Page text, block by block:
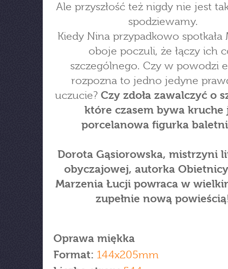
Ale przyszłość też nigdy nie jest
spodziewamy.
Kiedy Nina przypadkowo spotkała
oboje poczuli, że łączy ich
szczególnego. Czy w powodzi
rozpozna to jedno jedyne
uczucie? Czy zdoła zawalczyć o
które czasem bywa kruche
porcelanowa figurka
Dorota Gąsiorowska, mistrzyni
obyczajowej, autorka
Marzenia Łucji powraca w
zupełnie nową
Oprawa miękka
Format: 144x205mm